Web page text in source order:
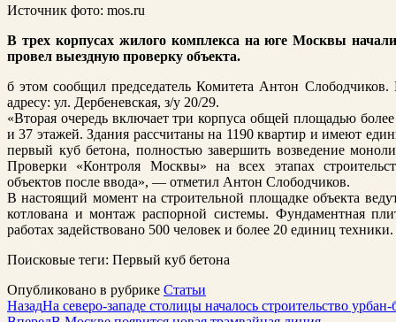
Источник фото: mos.ru
В трех корпусах жилого комплекса на юге Москвы
провел выездную проверку объекта.
б этом сообщил председатель Комитета Антон
адресу: ул. Дербеневская, з/у 20/29.
«Вторая очередь включает три корпуса общей площадью
и 37 этажей. Здания рассчитаны на 1190 квартир и имеют
первый куб бетона, полностью завершить возведение
Проверки «Контроля Москвы» на всех этапах
объектов после ввода», — отметил Антон Слободчиков.
В настоящий момент на строительной площадке объекта
котлована и монтаж распорной системы. Фундаментная
работах задействовано 500 человек и более 20 единиц техники.
Поисковые теги: Первый куб бетона
Опубликовано в рубрике Статьи
НазадНа северо-западе столицы началось строительство